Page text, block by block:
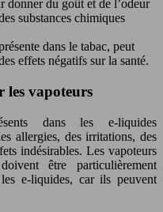
donner du goût et de l’odeur
substances chimiques
dans le tabac, peut
effets négatifs sur la santé.
les vapoteurs
dans les e-liquides
allergies, des irritations, des
indésirables. Les vapoteurs
être particulièrement
e-liquides, car ils peuvent